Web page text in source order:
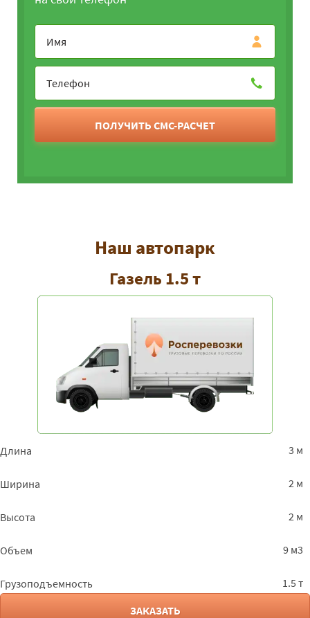
ПОЛУЧИТЬ СМС-РАСЧЕТ
Наш автопарк
Газель 1.5 т
Длина 3 м
Ширина 2 м
Высота 2 м
Объем 9 м3
Грузоподъемность
1.5 т
ЗАКАЗАТЬ